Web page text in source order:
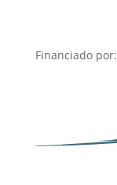
Financiado por: